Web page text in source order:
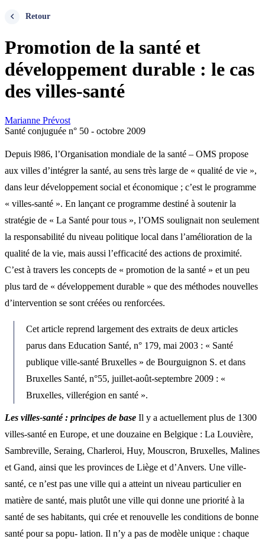
Retour
Promotion de la santé et
développement durable : le cas
des villes-santé
Marianne Prévost
Santé conjuguée n° 50 - octobre 2009
Depuis l986, l’Organisation mondiale de la santé – OMS propose
aux villes d’intégrer la santé, au sens très large de « qualité de vie »,
dans leur développement social et économique ; c’est le programme
« villes-santé ». En lançant ce programme destiné à soutenir la
stratégie de « La Santé pour tous », l’OMS soulignait non seulement
la responsabilité du niveau politique local dans l’amélioration de la
qualité de la vie, mais aussi l’efficacité des actions de proximité.
C’est à travers les concepts de « promotion de la santé » et un peu
plus tard de « développement durable » que des méthodes nouvelles
d’intervention se sont créées ou renforcées.
Cet article reprend largement des extraits de deux articles
parus dans Education Santé, n° 179, mai 2003 : « Santé
publique ville-santé Bruxelles » de Bourguignon S. et dans
Bruxelles Santé, n°55, juillet-août-septembre 2009 : «
Bruxelles, villerégion en santé ».
Les villes-santé : principes de base Il y a actuellement plus de 1300
villes-santé en Europe, et une douzaine en Belgique : La Louvière,
Sambreville, Seraing, Charleroi, Huy, Mouscron, Bruxelles, Malines
et Gand, ainsi que les provinces de Liège et d’Anvers. Une ville-
santé, ce n’est pas une ville qui a atteint un niveau particulier en
matière de santé, mais plutôt une ville qui donne une priorité à la
santé de ses habitants, qui crée et renouvelle les conditions de bonne
santé pour sa popu- lation. Il n’y a pas de modèle unique : chaque